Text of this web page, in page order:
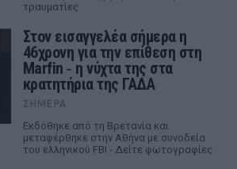
τραυματίες
Στον εισαγγελέα σήμερα η
46χρονη για την επίθεση στη
Marfin ‑ η νύχτα της στα
κρατητήρια της ΓΑΔΑ
ΣΉΜΕΡΑ
Εκδόθηκε από τη Βρετανία και
μεταφέρθηκε στην Αθήνα με συνοδεία
του ελληνικού FBI - Δείτε φωτογραφίες